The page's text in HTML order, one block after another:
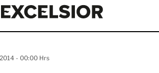
E
x
e
- 00:00 Hrs